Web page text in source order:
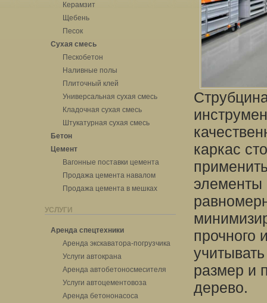
Керамзит
Щебень
Песок
Сухая смесь
Пескобетон
Наливные полы
Плиточный клей
Универсальная сухая смесь
Кладочная сухая смесь
Штукатурная сухая смесь
Бетон
Цемент
Вагонные поставки цемента
Продажа цемента навалом
Продажа цемента в мешках
УСЛУГИ
Аренда спецтехники
Аренда экскаватора-погрузчика
Услуги автокрана
Аренда автобетоносмесителя
Услуги автоцементовоза
Аренда бетононасоса
каркас
элементы
прочного
размер и
дерево.